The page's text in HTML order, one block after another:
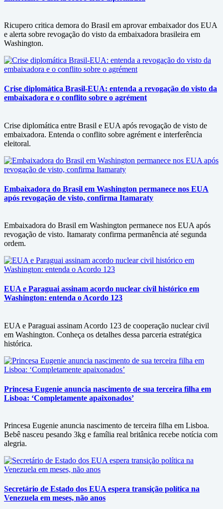
Ricupero critica demora do Brasil em aprovar embaixador dos EUA
e alerta sobre revogação do visto da embaixadora brasileira em
Washington.
Crise diplomática Brasil-EUA: entenda a revogação do visto da
embaixadora e o conflito sobre o agrément
Crise diplomática entre Brasil e EUA após revogação de visto de
embaixadora. Entenda o conflito sobre agrément e interferência
eleitoral.
Embaixadora do Brasil em Washington permanece nos EUA
após revogação de visto, confirma Itamaraty
Embaixadora do Brasil em Washington permanece nos EUA após
revogação de visto. Itamaraty confirma permanência até segunda
ordem.
EUA e Paraguai assinam acordo nuclear civil histórico em
Washington: entenda o Acordo 123
EUA e Paraguai assinam Acordo 123 de cooperação nuclear civil
em Washington. Conheça os detalhes dessa parceria estratégica
histórica.
Princesa Eugenie anuncia nascimento de sua terceira filha em
Lisboa: ‘Completamente apaixonados’
Princesa Eugenie anuncia nascimento de terceira filha em Lisboa.
Bebê nasceu pesando 3kg e família real britânica recebe notícia com
alegria.
Secretário de Estado dos EUA espera transição política na
Venezuela em meses, não anos